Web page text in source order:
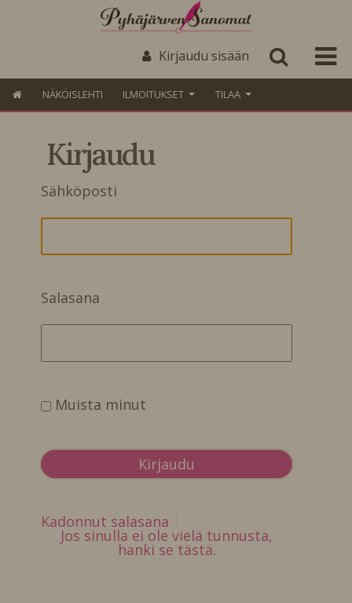
Kirjaudu sisään
NÄKÖISLEHTI ILMOITUKSET TILAA
Kirjaudu
Sähköposti
Salasana
Muista minut
Kadonnut salasana
Jos sinulla ei ole vielä tunnusta,
hanki se tästä.